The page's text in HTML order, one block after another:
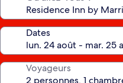
Dates
Voyageurs